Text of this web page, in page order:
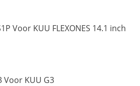
Voor KUU FLEXONES 14.1 inch
Voor KUU G3